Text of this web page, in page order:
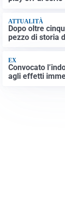
ATTUALITÀ
Dopo oltre
pezzo di storia
EX
Convocato
agli effetti